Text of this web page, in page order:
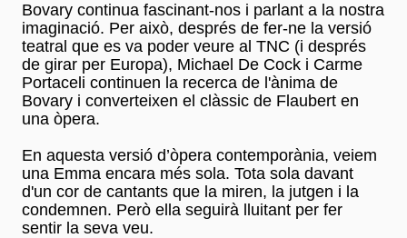
Bovary continua fascinant-nos i parlant a la nostra
imaginació. Per això, després de fer-ne la versió
teatral que es va poder veure al TNC (i després
de girar per Europa), Michael De Cock i Carme
Portaceli continuen la recerca de l'ànima de
Bovary i converteixen el clàssic de Flaubert en
una òpera.
En aquesta versió d’òpera contemporània, veiem
una Emma encara més sola. Tota sola davant
d'un cor de cantants que la miren, la jutgen i la
condemnen. Però ella seguirà lluitant per fer
sentir la seva veu.